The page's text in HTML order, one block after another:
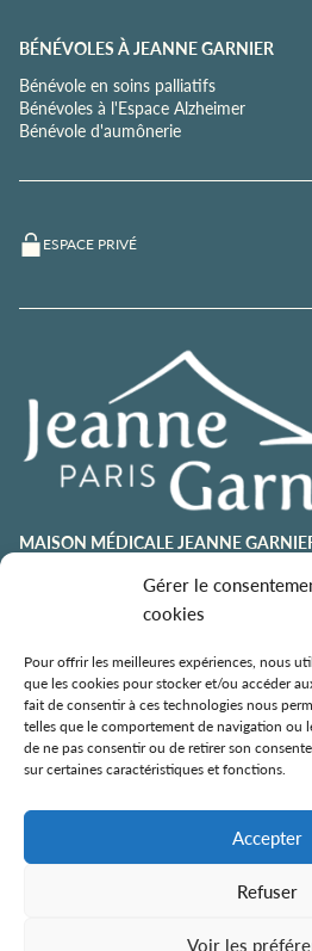
Gérer le
cookies
Pour offrir les meilleures expériences, nous
que les cookies pour stocker et/ou accéder
fait de consentir à ces technologies nous
telles que le comportement de navigation ou
de ne pas consentir ou de retirer son
sur certaines caractéristiques et fonctions.
Accepter
Refuser
Voir les
BÉNÉVOLES À JEANNE GARNIER
Bénévole en soins palliatifs
Bénévoles à l'Espace Alzheimer
Bénévole d'aumônerie
ESPACE PRIVÉ
MAISON MÉDICALE JEANNE
contact@jeannegarnier-paris.org
01 43 92 21 00
106 avenue Émile Zola
75015 Paris
ESPACE AURÉLIE JOUSSET
01 43 92 21 98
108, avenue Émile Zola
75015 Paris
ÉCOLE DE SOINS PALLIATIFS
106 avenue Émile Zola